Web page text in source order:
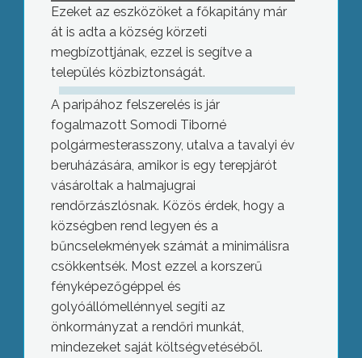
Ezeket az eszközöket a főkapitány már
át is adta a község körzeti
megbízottjának, ezzel is segítve a
település közbiztonságát.
A paripához felszerelés is jár
fogalmazott Somodi Tiborné
polgármesterasszony, utalva a tavalyi év
beruházására, amikor is egy terepjárót
vásároltak a halmajugrai
rendőrzászlósnak. Közös érdek, hogy a
községben rend legyen és a
bűncselekmények számát a minimálisra
csökkentsék. Most ezzel a korszerű
fényképezőgéppel és
golyóállómellénnyel segíti az
önkormányzat a rendőri munkát,
mindezeket saját költségvetéséből.